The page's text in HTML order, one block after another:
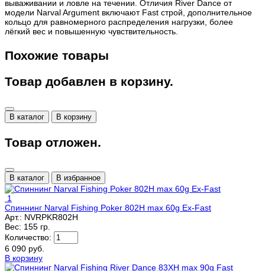
вываживании и ловле на течении. Отличия River Dance от
модели Narval Argument включают Fast строй, дополнительное
кольцо для равномерного распределения нагрузки, более
лёгкий вес и повышенную чувствительность.
Похожие товары
Товар добавлен в корзину.
В каталог В корзину
Товар отложен.
В каталог В избранное
1
Спиннинг Narval Fishing Poker 802H max 60g Ex-Fast
Арт.: NVRPKR802H
Вес: 155 гр.
Количество:
6 090 руб.
В корзину